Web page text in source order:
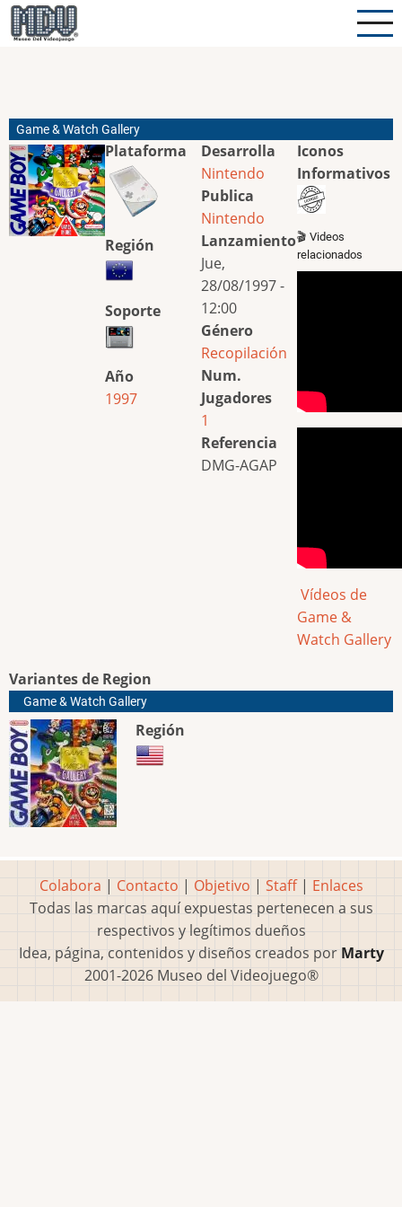
Pasar
al
Game & Watch Gallery
Plataforma
Región
Soporte
Año
1997
Desarrolla
Nintendo
Publica
Nintendo
Lanzamiento
Jue,
28/08/1997 -
12:00
Género
Recopilación
Num.
Jugadores
1
Referencia
DMG-AGAP
Iconos
Informativos
🎬 Videos
relacionados
Vídeos de
Game &
Watch Gallery
Variantes de Region
Game & Watch Gallery
Región
Colabora | Contacto | Objetivo | Staff| Enlaces
Todas las marcas aquí expuestas pertenecen a sus
respectivos y legítimos dueños
Idea, página, contenidos y diseños creados por Marty
2001-2026 Museo del Videojuego®